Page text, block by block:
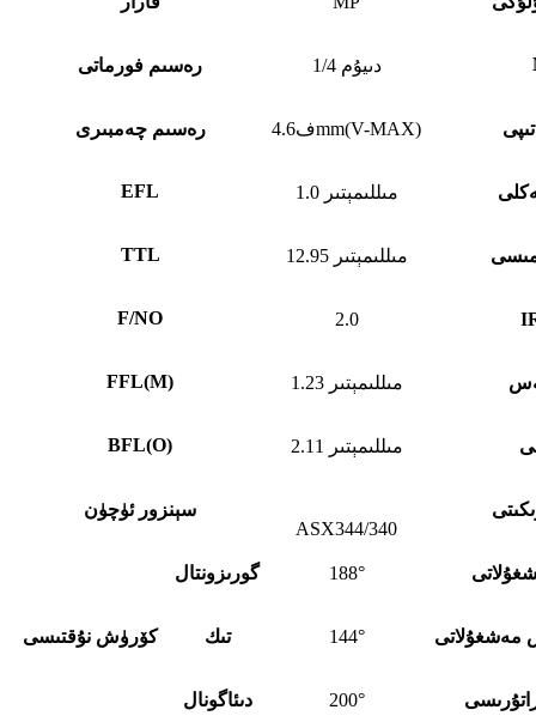
رەسىم فورماتى 1/4 دىيۇم
رەسىم چەمبىرى ف4.6mm(V-MAX)
EFL 1.0 مىللىمېتىر
TTL 12.95 مىللىمېتىر
F/NO 2.0
FFL(M) 1.23 مىللىمېتىر
BFL(O) 2.11 مىللىمېتىر
سېنزور ئۈچۈن
ASX344/340
كۆرۈش نۇقتىسى
گورىزونتال 188°
تىك 144° مەشغۇلاتى
دىئاگونال 200°